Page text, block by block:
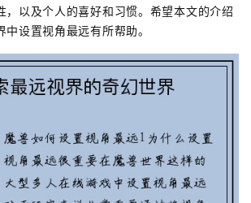
，以及个人的喜好和习惯。希望本文的介绍
设置视角最远有所帮助。